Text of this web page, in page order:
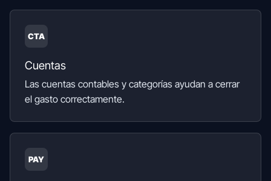
CTA
Cuentas
Las cuentas contables y categorías ayudan a cerrar
el gasto correctamente.
PAY